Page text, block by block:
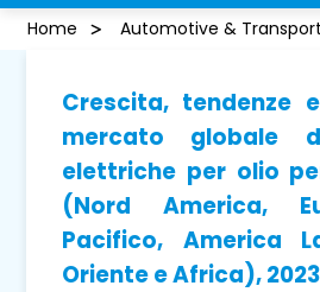
Home Automotive &
Crescita, tendenze
mercato globale
elettriche per olio
(Nord America,
Pacifico, America
Oriente e Africa),